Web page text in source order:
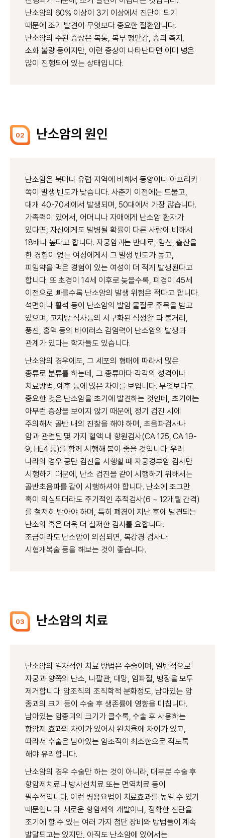
난소암의 60% 이상이 3기 이상에서 진단이 되기
때문에 조기 발견이 무엇보다 중요한 질환입니다.
난소암의 주된 증상은 복통, 복부 팽만감, 종괴 촉지,
소화 불량 등이지만, 이런 증상이 나타난다면 이미 병은
많이 진행되어 있는 상태입니다.
02 난소암의 원인
난소암은 북미나 유럽 지역에 비해서 동양이나 아프리카
쪽이 발생 빈도가 낮습니다. 사춘기 이전에는 드물고,
대개 40-70세에서 발생되며, 50대에서 가장 많습니다.
가족력이 있어서, 어머니나 자매에게 난소암 환자가
있다면, 자신에게도 발병될 확률이 다른 사람에 비해서
18배나 높다고 합니다. 자궁암과는 반대로, 임신, 출산을
한 경험이 없는 여성에게서 그 발생 빈도가 높고,
피임약을 먹은 경험이 있는 여성이 더 적게 발생된다고
합니다. 또 초경이 14세 이후로 늦을수록, 폐경이 45세
이전으로 빠를수록 난소암의 발생 위험은 적다고 합니다.
석면이나 활석 등이 난소암의 발암 물질로 주목을 받고
있으며, 고지방 식사등의 서구화된 식생활 과 볼거리,
풍진, 홍역 등의 바이러스 감염력이 난소암의 발생과
관계가 있다는 학자들도 있습니다.
난소암의 경우에도, 그 세포의 형태에 따라서 많은
종류로 분류를 하는데, 그 종류마다 각각의 성격이나
치료방법, 예후 등에 많은 차이를 보입니다. 무엇보다도
중요한 것은 난소암을 초기에 발견하는 것인데, 초기에는
아무런 증상을 보이지 않기 때문에, 정기 검진 시에
주의해서 골반 내의 진찰을 해야 하며, 초음파검사나
암과 관련된 몇 가지 혈액 내 항원검사(CA 125, CA 19-
9, HE4 등)를 함께 시행해 봄이 좋을 것입니다. 우리
나라의 경우 공단 검진을 시행할 때 자궁경부암 검사만
시행하기 때문에, 난소 검진을 같이 시행하기 위해서는
골반초음파를 같이 시행하셔야 합니다. 난소에 조그만
혹이 의심되더라도 주기적인 추적검사(6 ~ 12개월 간격)
를 철저히 받아야 하며, 특히 폐경이 지난 후에 발견되는
난소의 혹은 더욱 더 철저한 검사를 요합니다.
조금이라도 난소암이 의심되면, 복강경 검사나
시혐개복술 등을 해보는 것이 좋습니다.
03 난소암의 치료
난소암의 일차적인 치료 방법은 수술이며, 일반적으로
자궁과 양쪽의 난소, 나팔관, 대망, 임파절, 맹장을 모두
제거합니다. 암조직의 조직학적 분화정도, 남아있는 암
종괴의 크기 등이 수술 후 생존률에 영향을 미칩니다.
남아있는 암종괴의 크기가 클수록, 수술 후 사용하는
항암제 효과의 차이가 있어서 완치율에 차이가 있고,
따라서 수술은 남아있는 암조직이 최소한으로 적도록
해야 유리합니다.
난소암의 경우 수술만 하는 것이 아니라, 대부분 수술 후
항암제치료나 방사선치료 또는 면역치료 등이
필수적입니다. 이런 병용요법이 치료효과를 높일 수 있기
때문입니다. 새로운 항암제의 개발이나, 정확한 진단을
조기에 할 수 있는 여러 가지 첨단 장비와 방법들이 계속
발달되고는 있지만, 아직도 난소암에 있어서는